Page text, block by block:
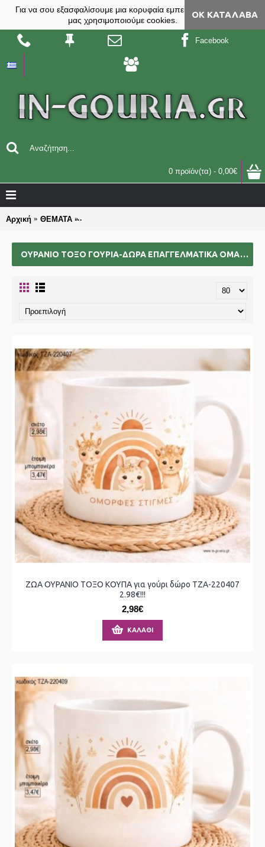
Για να σου εξασφαλίσουμε μια κορυφαία εμπειρία, στο site
μας χρησιμοποιούμε cookies.
ΟΚ ΚΑΤΆΛΑΒΑ
Facebook
0 προϊόν(τα) - 0,00€
Αρχική ΘΕΜΑΤΑ ΟΥΡΑΝΙΟ ΤΟΞΟ γούρια-δώρα επαγγελματικά
ΟΥΡΑΝΙΟ ΤΟΞΟ ΓΟΎΡΙΑ-ΔΏΡΑ ΕΠΑΓΓΕΛΜΑΤΙΚΆ ΟΜΑΔΙΚΆ ΕΠΙΧΕΙΡΗΜΑΤΙΚΆ ΓΙΑ BAZZAR ΣΧΟΛΕΊΑ ΣΥΛΛΌΓΟΥΣ 2025
ΖΩΑ ΟΥΡΑΝΙΟ ΤΟΞΟ ΚΟΥΠΑ για γούρι δώρο ΤΖΑ-220407
2.98€!!!
2,98€
ΚΑΛΆΘΙ